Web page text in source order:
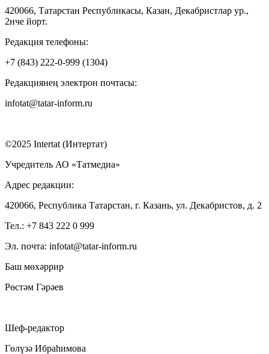
420066, Татарстан Республикасы, Казан, Декабристлар ур.,
2нче йорт.
Редакция телефоны:
+7 (843) 222-0-999 (1304)
Редакциянең электрон почтасы:
infotat@tatar-inform.ru
©2025 Intertat (Интертат)
Учредитель АО «Татмедиа»
Адрес редакции:
420066, Республика Татарстан, г. Казань, ул. Декабристов, д. 2
Тел.: +7 843 222 0 999
Эл. почта: infotat@tatar-inform.ru
Баш мөхәррир
Рөстәм Гәрәев
Шеф-редактор
Гөлүзә Ибраһимова